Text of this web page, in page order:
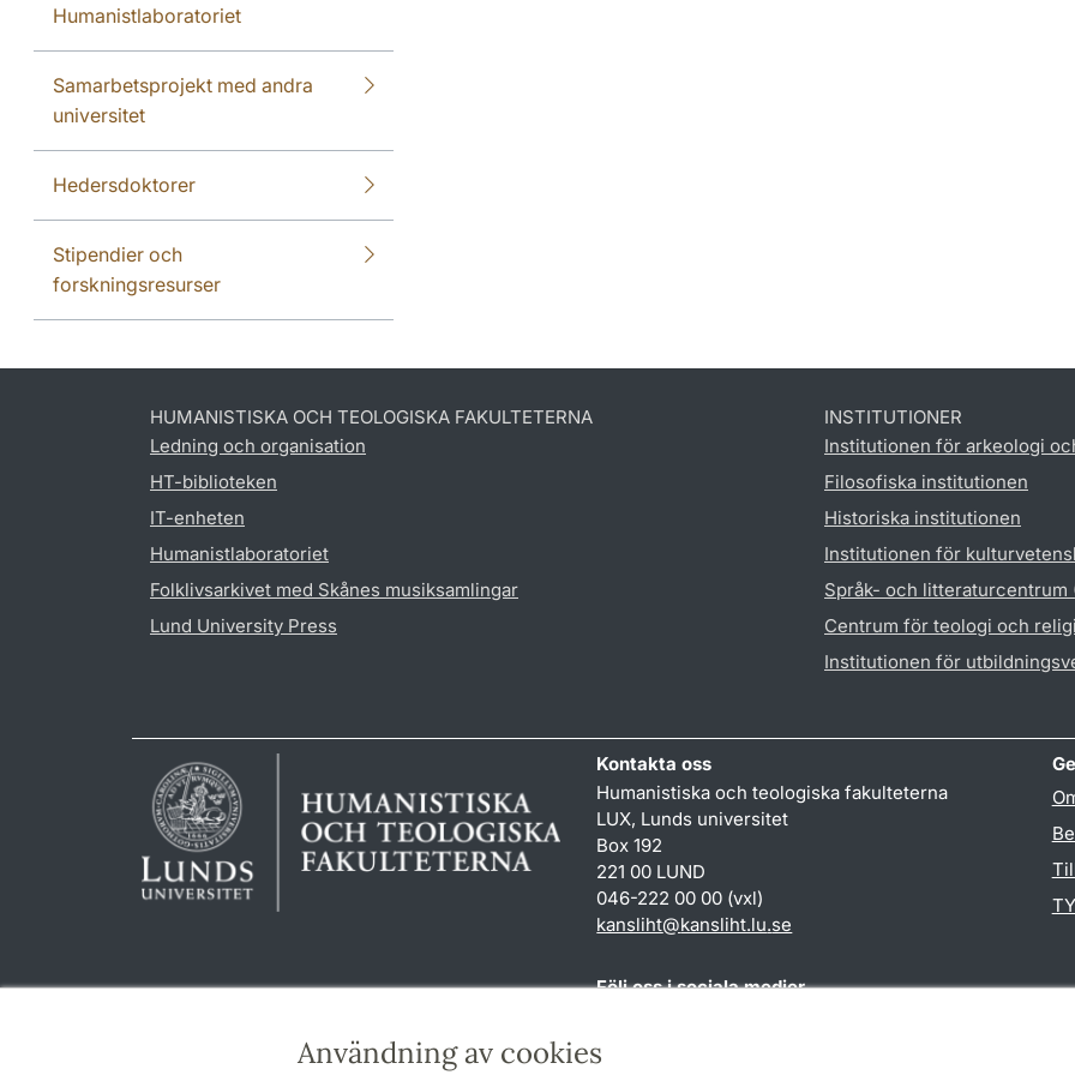
Användning av cookies
Humanistlaboratoriet
Samarbetsprojekt med andra
universitet
Hedersdoktorer
Stipendier och
forskningsresurser
HUMANISTISKA OCH TEOLOGISKA FAKULTETERNA
Ledning och organisation
HT-biblioteken
IT-enheten
Humanistlaboratoriet
Folklivsarkivet med Skånes musiksamlingar
Lund University Press
INSTITUTIONER
Institutionen för arkeologi
Filosofiska institutionen
Historiska institutionen
Institutionen för
Språk- och litteraturcentrum
Centrum för teologi och
Institutionen för
Kontakta oss
Humanistiska och teologiska fakulteterna
LUX, Lunds universitet
Box 192
221 00 LUND
046-222 00 00 (vxl)
kansliht@kansliht.lu.se
Följ oss i sociala medier